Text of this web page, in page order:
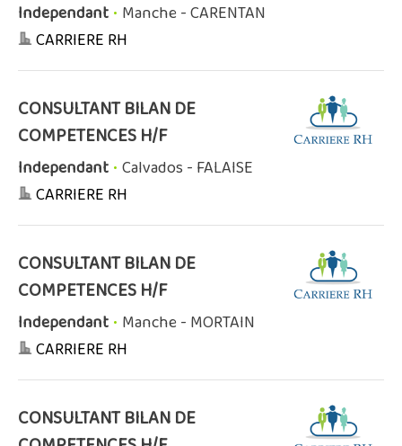
Independant • Manche - CARENTAN
CARRIERE RH
CONSULTANT BILAN DE
COMPETENCES H/F
Independant • Calvados - FALAISE
CARRIERE RH
CONSULTANT BILAN DE
COMPETENCES H/F
Independant • Manche - MORTAIN
CARRIERE RH
CONSULTANT BILAN DE